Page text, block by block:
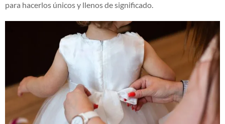
para hacerlos únicos y llenos de significado.